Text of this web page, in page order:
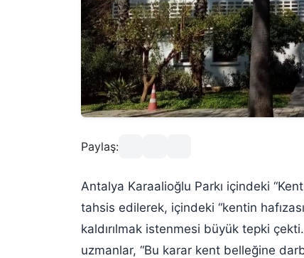
Paylaş:
Antalya Karaalioğlu Parkı içindeki
tahsis edilerek, içindeki “kentin
kaldırılmak istenmesi büyük tepki
uzmanlar, “Bu karar kent belleğine